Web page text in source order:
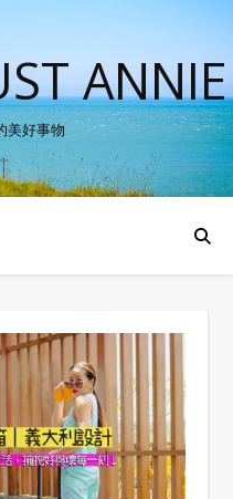
ANNIE
美好事物